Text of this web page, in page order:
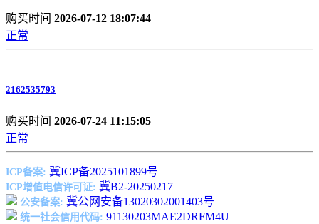
购买时间 2026-07-12 18:07:44
正常
2162535793
购买时间 2026-07-24 11:15:05
正常
ICP备案: 冀ICP备2025101899号
ICP增值电信许可证: 冀B2-20250217
公安备案: 冀公网安备13020302001403号
统一社会信用代码: 91130203MAE2DRFM4U